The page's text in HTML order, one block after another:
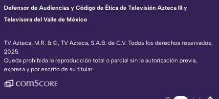
TV Azteca, M.R. & ©, TV Azteca, S.A.B. de C.V. Todos los derechos reservados,
2025.
Queda prohibida la reproducción total o parcial sin la autorización previa,
expresa y por escrito de su titular.
Defensor de Audiencias y Código de Ética de Televisión Azteca III y
Televisora del Valle de México